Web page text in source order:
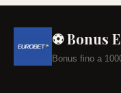
⚽ Bonus
Bonus fino a